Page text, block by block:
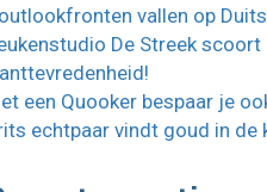
vallen op
De Streek scoort
een Quooker bespaar je
echtpaar vindt goud in de